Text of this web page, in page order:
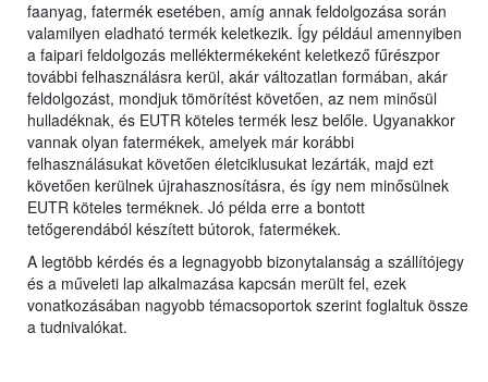
faanyag, fatermék esetében, amíg annak feldolgozása során
valamilyen eladható termék keletkezik. Így például amennyiben
a faipari feldolgozás melléktermékeként keletkező fűrészpor
további felhasználásra kerül, akár változatlan formában, akár
feldolgozást, mondjuk tömörítést követően, az nem minősül
hulladéknak, és EUTR köteles termék lesz belőle. Ugyanakkor
vannak olyan fatermékek, amelyek már korábbi
felhasználásukat követően életciklusukat lezárták, majd ezt
követően kerülnek újrahasznosításra, és így nem minősülnek
EUTR köteles terméknek. Jó példa erre a bontott
tetőgerendából készített bútorok, fatermékek.
A legtöbb kérdés és a legnagyobb bizonytalanság a szállítójegy
és a műveleti lap alkalmazása kapcsán merült fel, ezek
vonatkozásában nagyobb témacsoportok szerint foglaltuk össze
a tudnivalókat.